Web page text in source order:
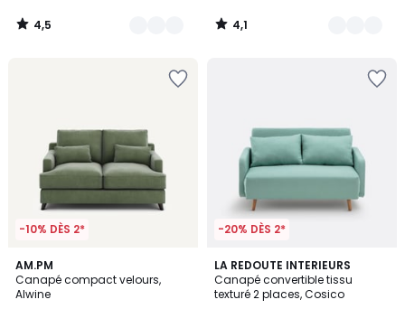
4,5
/
4,1
/
-10% DÈS 2*
AM.PM
Canapé compact velours,
Alwine
5
/
5
15
Couleurs
-20% DÈS 2*
LA REDOUTE INTERIEURS
Canapé convertible tissu
texturé 2 places, Cosico
4
/
5
2
Couleurs